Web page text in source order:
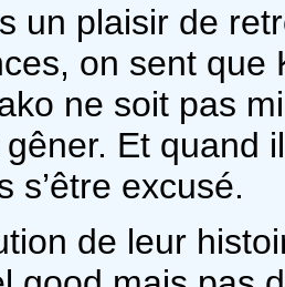
un plaisir de
on sent
ne soit pas
Et quand
s’être excusé.
de leur